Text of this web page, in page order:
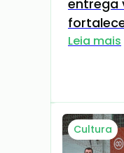
entrega
Leia mais
Cultura